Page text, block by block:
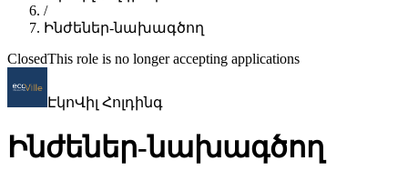
/
Ինժեներ-նախագծող
ClosedThis role is no longer accepting applications
ԷկոՎիլ Հոլդինգ
Ինժեներ-նախագծող